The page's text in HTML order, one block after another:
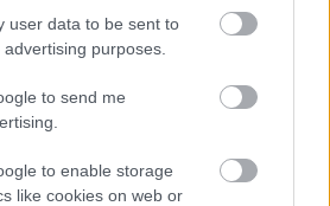
user data to be sent to
purposes.
to send me
to enable storage
like cookies on web or
lehetővé tette, hogy
Csörtéta pécsi nézők is